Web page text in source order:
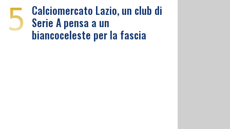
5 Calciomercato Lazio, un club di
Serie A pensa a un
biancoceleste per la fascia